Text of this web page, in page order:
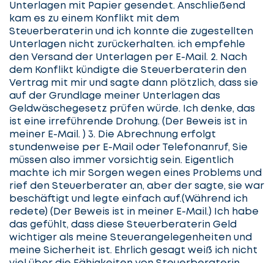
Unterlagen mit Papier gesendet. Anschließend
kam es zu einem Konflikt mit dem
Steuerberaterin und ich konnte die zugestellten
Unterlagen nicht zurückerhalten. ich empfehle
den Versand der Unterlagen per E-Mail. 2. Nach
dem Konflikt kündigte die Steuerberaterin den
Vertrag mit mir und sagte dann plötzlich, dass sie
auf der Grundlage meiner Unterlagen das
Geldwäschegesetz prüfen würde. Ich denke, das
ist eine irreführende Drohung. (Der Beweis ist in
meiner E-Mail. ) 3. Die Abrechnung erfolgt
stundenweise per E-Mail oder Telefonanruf, Sie
müssen also immer vorsichtig sein. Eigentlich
machte ich mir Sorgen wegen eines Problems und
rief den Steuerberater an, aber der sagte, sie war
beschäftigt und legte einfach auf.(Während ich
redete) (Der Beweis ist in meiner E-Mail.) Ich habe
das gefühlt, dass diese Steuerberaterin Geld
wichtiger als meine Steuerangelegenheiten und
meine Sicherheit ist. Ehrlich gesagt weiß ich nicht
Lassen
Sie
uns